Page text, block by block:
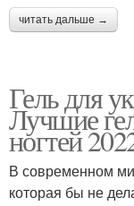
читать дальше →
Гель для
Лучшие
ногтей
В современном
которая бы не